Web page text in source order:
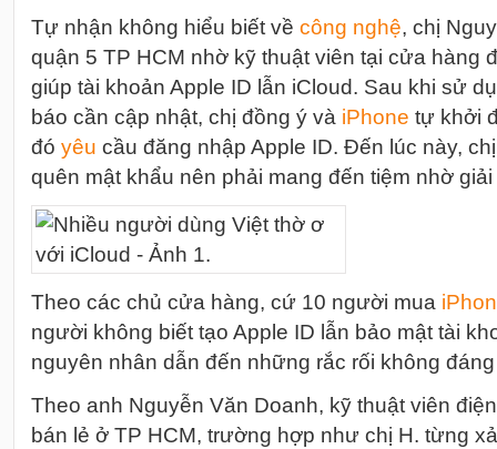
Tự nhận không hiểu biết về công nghệ, chị
quận 5 TP HCM nhờ kỹ thuật viên tại cửa hàng
giúp tài khoản Apple ID lẫn iCloud. Sau khi sử
báo cần cập nhật, chị đồng ý và iPhone tự khởi
đó yêu cầu đăng nhập Apple ID. Đến lúc này,
quên mật khẩu nên phải mang đến tiệm nhờ
Theo các chủ cửa hàng, cứ 10 người mua i
người không biết tạo Apple ID lẫn bảo mật tài
nguyên nhân dẫn đến những rắc rối không
Theo anh Nguyễn Văn Doanh, kỹ thuật viên
bán lẻ ở TP HCM, trường hợp như chị H. từng